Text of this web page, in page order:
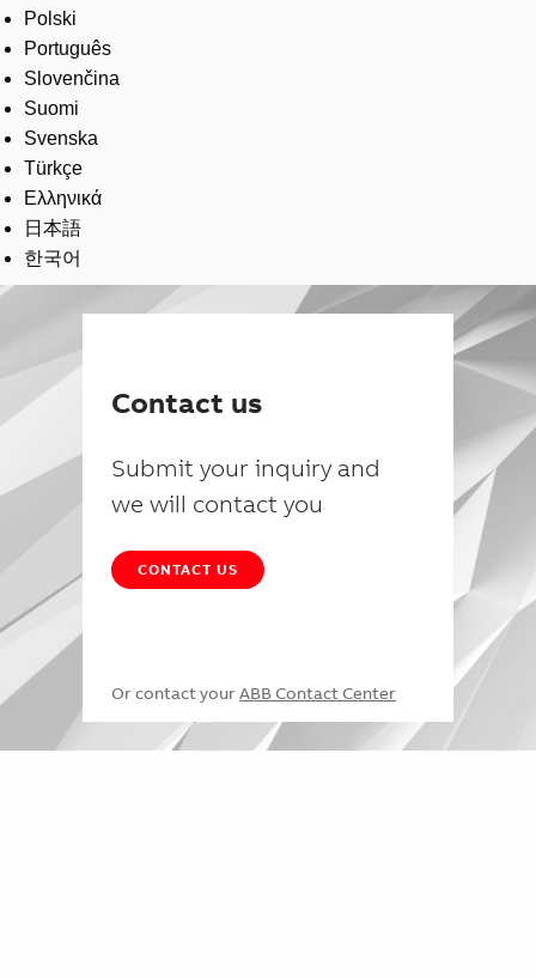
Polski
Português
Slovenčina
Suomi
Svenska
Türkçe
Ελληνικά
日本語
한국어
Contact us
Submit your inquiry and
we will contact you
CONTACT US
Or contact your ABB Contact Center